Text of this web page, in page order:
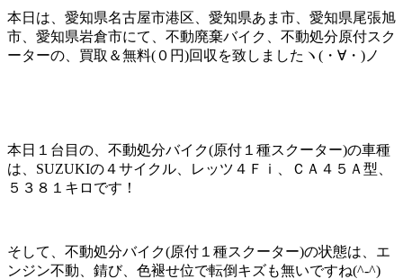
本日は、愛知県名古屋市港区、愛知県あま市、愛知県尾張旭
市、愛知県岩倉市にて、不動廃棄バイク、不動処分原付スク
ーターの、買取＆無料(０円)回収を致しましたヽ(・∀・)ノ
本日１台目の、不動処分バイク(原付１種スクーター)の車種
は、SUZUKIの４サイクル、レッツ４Ｆｉ、ＣＡ４５Ａ型、
５３８１キロです！
そして、不動処分バイク(原付１種スクーター)の状態は、エ
ンジン不動、錆び、色褪せ位で転倒キズも無いですね(^-^)